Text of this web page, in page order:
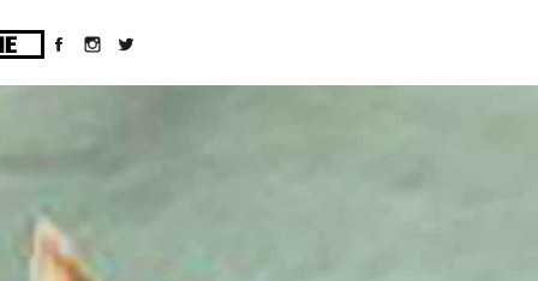
10/d43051023/htdocs/wordpress/wp-